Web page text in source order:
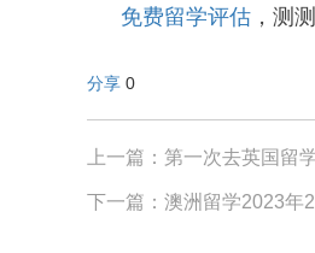
免费留学评估 ，测
分享 0
上一篇：第一次去英国留
下一篇：澳洲留学2023年